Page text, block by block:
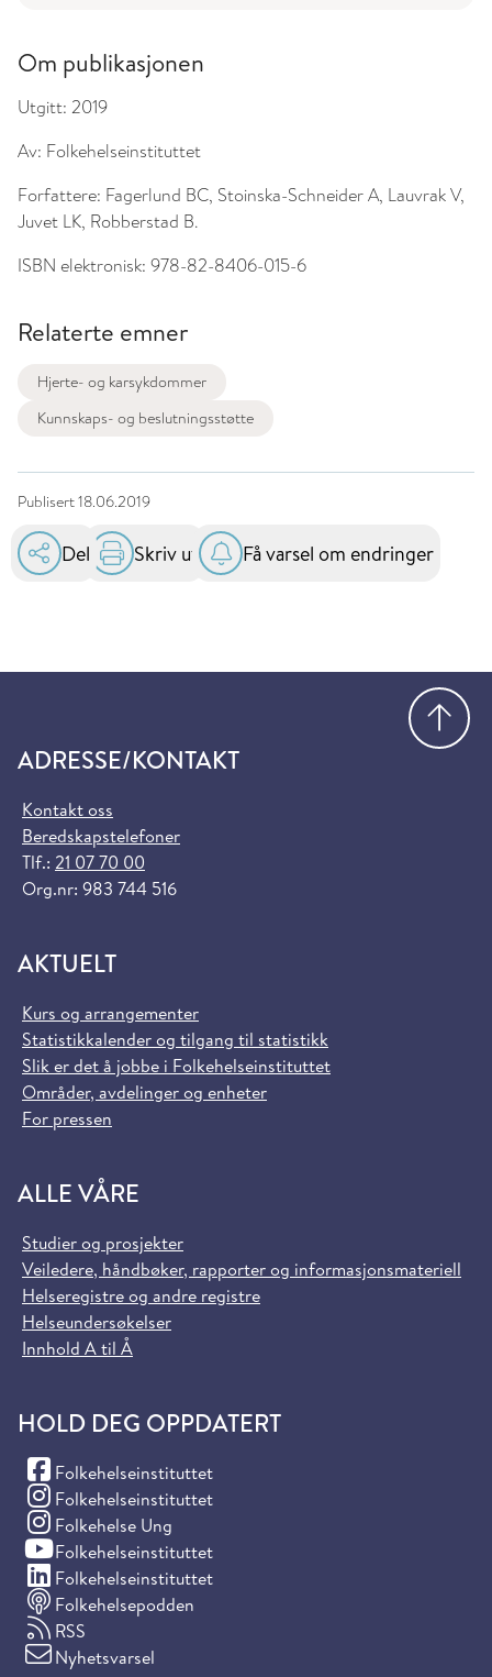
Om publikasjonen
Utgitt: 2019
Av: Folkehelseinstituttet
Forfattere: Fagerlund BC, Stoinska-Schneider A, Lauvrak V,
Juvet LK, Robberstad B.
ISBN elektronisk: 978-82-8406-015-6
Relaterte emner
Hjerte- og karsykdommer
Kunnskaps- og beslutningsstøtte
Publisert18.06.2019
Del Skriv ut Få varsel om endringer
ADRESSE/KONTAKT
Kontakt oss
Beredskapstelefoner
Tlf.: 21 07 70 00
Org.nr: 983 744 516
AKTUELT
Kurs og arrangementer
Statistikkalender og tilgang til statistikk
Slik er det å jobbe i Folkehelseinstituttet
Områder, avdelinger og enheter
For pressen
ALLE VÅRE
Studier og prosjekter
Veiledere, håndbøker, rapporter og informasjonsmateriell
Helseregistre og andre registre
Helseundersøkelser
Innhold A til Å
HOLD DEG OPPDATERT
Folkehelseinstituttet
(Facebook)
Folkehelseinstituttet
(Instagram)
Folkehelse Ung
(Instagram)
Folkehelseinstituttet
(YouTube)
Folkehelseinstituttet
(LinkedIn)
Folkehelsepodden
RSS
Nyhetsvarsel